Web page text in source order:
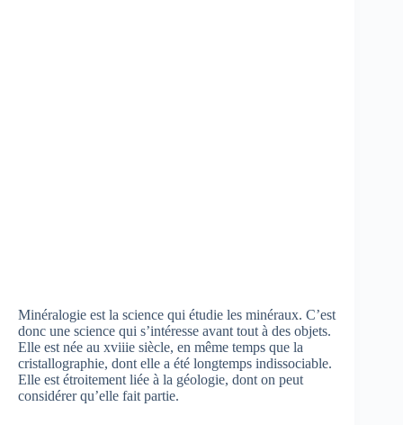
Minéralogie est la science qui étudie les minéraux. C’est
donc une science qui s’intéresse avant tout à des objets.
Elle est née au xviiie siècle, en même temps que la
cristallographie, dont elle a été longtemps indissociable.
Elle est étroitement liée à la géologie, dont on peut
considérer qu’elle fait partie.